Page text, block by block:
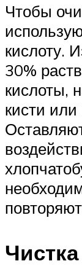
Чтобы
кислоту.
30%
кислоты,
кисти или